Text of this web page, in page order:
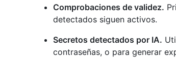
Comprobaciones de validez.
detectados siguen activos.
Secretos detectados por IA.
contraseñas, o para generar